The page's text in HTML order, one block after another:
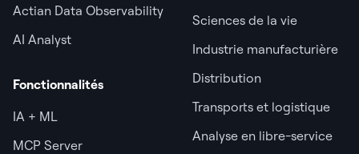
Actian Data Observability
AI Analyst
Fonctionnalités
IA + ML
MCP Server
Sciences de la vie
Industrie manufacturière
Distribution
Transports et logistique
Analyse en libre-service